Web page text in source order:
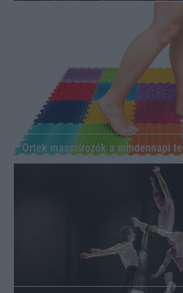
Ortek masszírozók a mindennapi